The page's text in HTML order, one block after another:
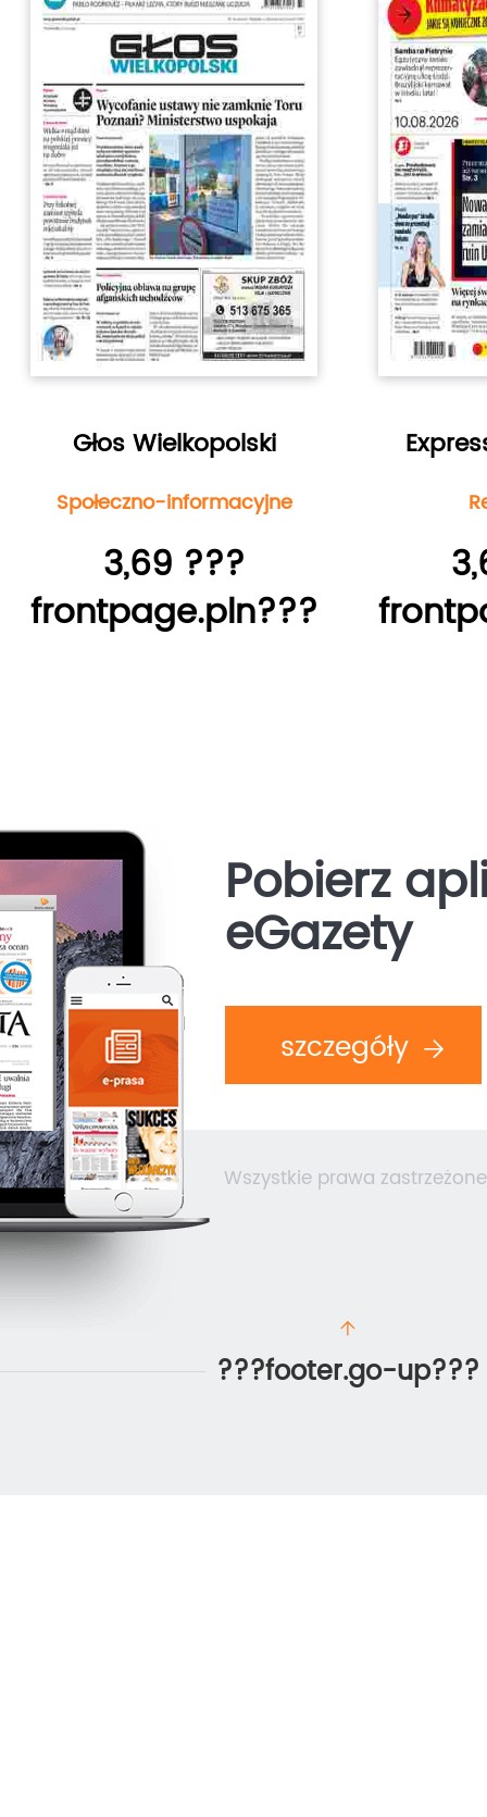
gazety). Co tydzień Słowo
około 200-350 ogłoszeń
dzięki własnej sieci kolportażu
docierają nawet do najmniejszej
powiatu strzelińskiego i gminy
Słowo Regionu ukazuje się w e-
dodatku TV z powodu ograniczeń
autorskich.
Głos Wielkopolski
Społeczno-informacyjne
3,69 ???
frontpage.pln???
Pobierz
eGazety
szczegóły
Wszystkie prawa
???footer.go-up???